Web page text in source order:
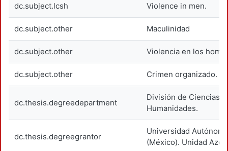
dc.subject.lcsh Violence in men.
dc.subject.other Maculinidad
dc.subject.other Violencia en los
dc.subject.other Crimen organizado.
dc.thesis.degreedepartment
División de Ciencias
Humanidades.
dc.thesis.degreegrantor
Universidad
(México). Unidad